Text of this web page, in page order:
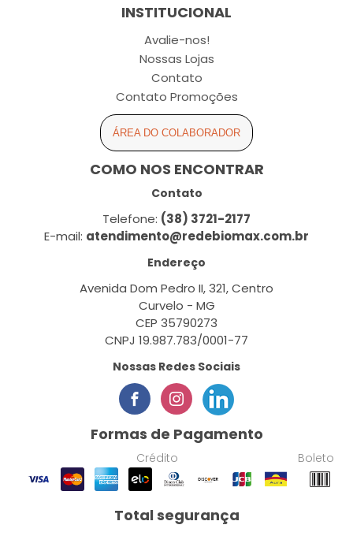
INSTITUCIONAL
Avalie-nos!
Nossas Lojas
Contato
Contato Promoções
ÁREA DO COLABORADOR
COMO NOS ENCONTRAR
Contato
Telefone: (38) 3721-2177
E-mail: atendimento@redebiomax.com.br
Endereço
Avenida Dom Pedro II, 321, Centro
Curvelo - MG
CEP 35790273
CNPJ 19.987.783/0001-77
Nossas Redes Sociais
Formas de Pagamento
Crédito Boleto
Total segurança